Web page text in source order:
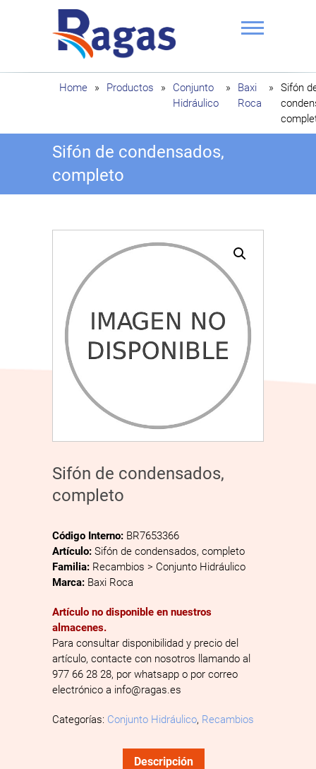
Ragas
Home » Productos »
Conjunto
Hidráulico
»
Baxi
Roca
»
Sifón
Sifón de condensados,
completo
Sifón de condensados,
completo
Código Interno: BR7653366
Artículo: Sifón de condensados, completo
Familia: Recambios > Conjunto Hidráulico
Marca: Baxi Roca
Artículo no disponible en nuestros
almacenes.
Para consultar disponibilidad y precio del
artículo, contacte con nosotros llamando al
977 66 28 28, por whatsapp o por correo
electrónico a info@ragas.es
Categorías: Conjunto Hidráulico, Recambios
Descripción